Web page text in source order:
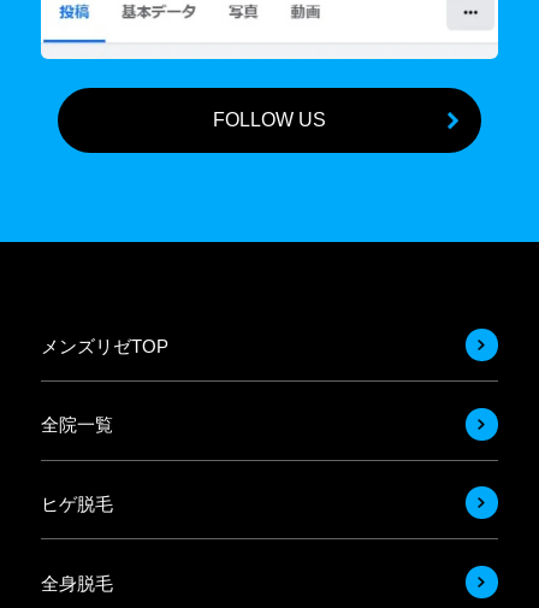
FOLLOW US
メンズリゼTOP
全院一覧
ヒゲ脱毛
全身脱毛